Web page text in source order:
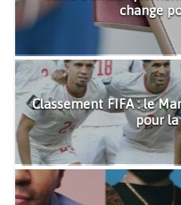
change
Classement FIFA : le
pour